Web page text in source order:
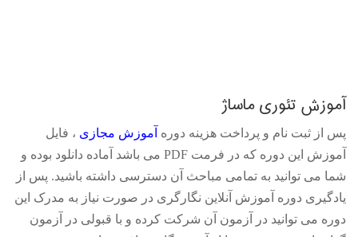
آموزش تئوری ماساژ
پس از ثبت نام و پرداخت هزینه دوره آموزش مجازی ، فایل
آموزش این دوره که در فرمت PDF می باشد آماده دانلود بوده و
شما می توانید به تمامی مباحث آن دسترسی داشته باشید. پس از
یادگیری دوره آموزش آنلاین نگارگری در صورت نیاز به مدرک این
دوره می توانید در آزمون آن شرکت کرده و با قبولی در آزمون